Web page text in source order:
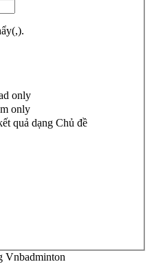
only
only
quả dạng Chủ đề
Vnbadminton